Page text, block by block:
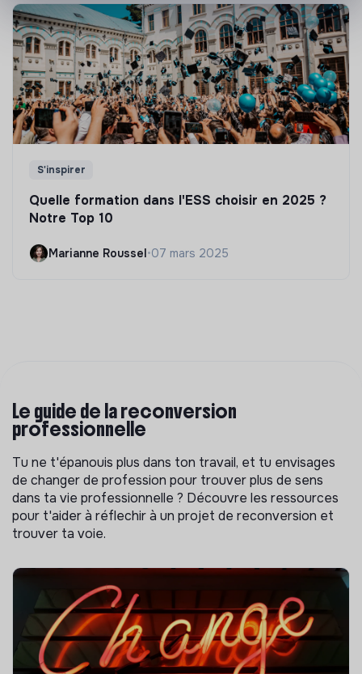
S'inspirer
Quelle formation dans l'ESS choisir en 2025 ?
Notre Top 10
Marianne Roussel•07 mars 2025
Le guide de la reconversion
professionnelle
Tu ne t'épanouis plus dans ton travail, et tu envisages
de changer de profession pour trouver plus de sens
dans ta vie professionnelle ? Découvre les ressources
pour t'aider à réflechir à un projet de reconversion et
trouver ta voie.